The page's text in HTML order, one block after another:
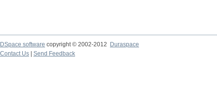
DSpace software copyright © 2002-2012
Duraspace
Contact Us
Send Feedback